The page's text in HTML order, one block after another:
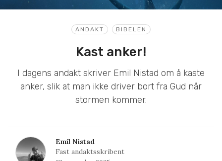
ANDAKT BIBELEN
Kast anker!
I dagens andakt skriver Emil Nistad om å kaste
anker, slik at man ikke driver bort fra Gud når
stormen kommer.
Emil Nistad
Fast andaktsskribent